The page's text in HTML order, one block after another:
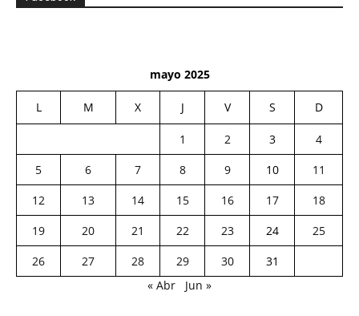
mayo 2025
L M X J V S D
1 2 3
4
5
6 7 8 9 10
11
12
13 14 15 16 17
18
19
20 21 22 23 24
25
26
27 28 29 30
31
« Abr
Jun »